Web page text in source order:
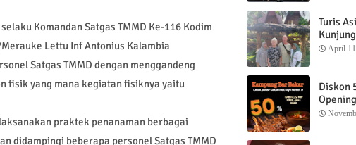
Komandan Satgas TMMD Ke-116 Kodim
Lettu Inf Antonius Kalambia
Satgas TMMD dengan menggandeng
fisik yang mana kegiatan fisiknya yaitu
praktek penanaman berbagai
didampingi beberapa personel Satgas TMMD
Turis
Nikmati
April
Diskon
Ofi